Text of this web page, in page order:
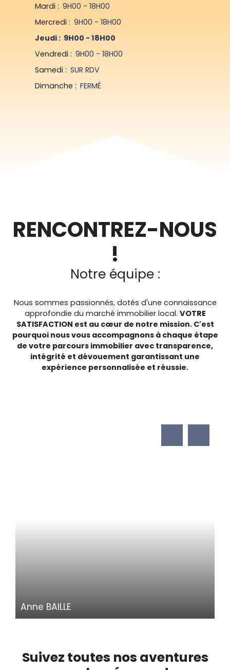
Mardi : 9H00 - 18H00
Mercredi : 9H00 - 18H00
Jeudi : 9H00 - 18H00
Vendredi : 9H00 - 18H00
Samedi : SUR RDV
Dimanche : FERMÉ
RENCONTREZ-NOUS
!
Notre équipe :
Nous sommes passionnés, dotés d'une connaissance
approfondie du marché immobilier local. VOTRE
SATISFACTION est au cœur de notre mission. C'est
pourquoi nous vous accompagnons à chaque étape
de votre parcours immobilier avec transparence,
intégrité et dévouement garantissant une
expérience personnalisée et réussie.
Anne BAILLE
Suivez toutes nos aventures